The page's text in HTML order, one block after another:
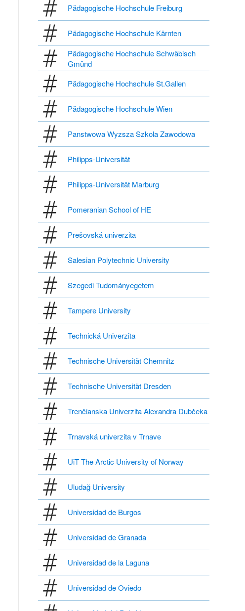
Pädagogische Hochschule Freiburg
Pädagogische Hochschule Kärnten
Pädagogische Hochschule Schwäbisch
Gmünd
Pädagogische Hochschule St.Gallen
Pädagogische Hochschule Wien
Panstwowa Wyzsza Szkola Zawodowa
Philipps-Universität
Philipps-Universität Marburg
Pomeranian School of HE
Prešovská univerzita
Salesian Polytechnic University
Szegedi Tudományegetem
Tampere University
Technická Univerzita
Technische Universität Chemnitz
Technische Universität Dresden
Trenčianska Univerzita Alexandra Dubčeka
Trnavská univerzita v Trnave
UiT The Arctic University of Norway
Uludağ University
Universidad de Burgos
Universidad de Granada
Universidad de la Laguna
Universidad de Oviedo